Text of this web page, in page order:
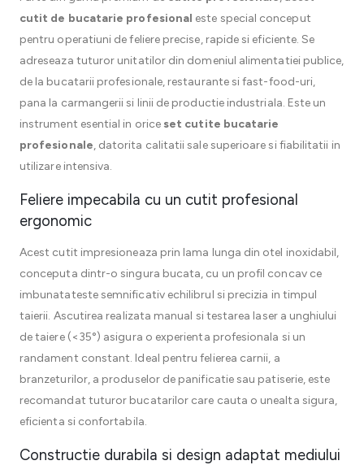
cutit de bucatarie profesional este special conceput
pentru operatiuni de feliere precise, rapide si eficiente. Se
adreseaza tuturor unitatilor din domeniul alimentatiei publice,
de la bucatarii profesionale, restaurante si fast-food-uri,
pana la carmangerii si linii de productie industriala. Este un
instrument esential in orice set cutite bucatarie
profesionale, datorita calitatii sale superioare si fiabilitatii in
utilizare intensiva.
Feliere impecabila cu un cutit profesional
ergonomic
Acest cutit impresioneaza prin lama lunga din otel inoxidabil,
conceputa dintr-o singura bucata, cu un profil concav ce
imbunatateste semnificativ echilibrul si precizia in timpul
taierii. Ascutirea realizata manual si testarea laser a unghiului
de taiere (<35°) asigura o experienta profesionala si un
randament constant. Ideal pentru felierea carnii, a
branzeturilor, a produselor de panificatie sau patiserie, este
recomandat tuturor bucatarilor care cauta o unealta sigura,
eficienta si confortabila.
Constructie durabila si design adaptat mediului